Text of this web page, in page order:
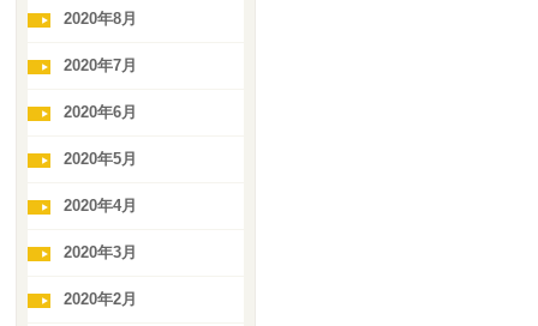
2020年8月
2020年7月
2020年6月
2020年5月
2020年4月
2020年3月
2020年2月